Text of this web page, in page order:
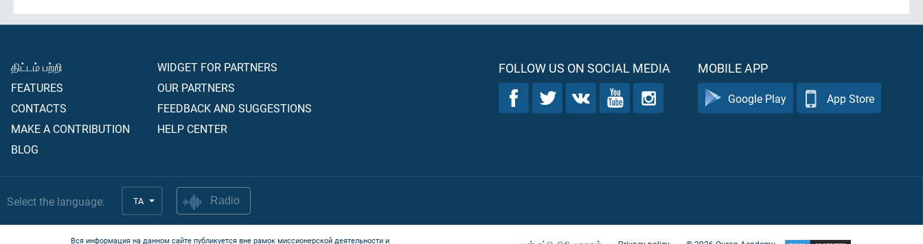
திட்டம் பற்றி
FEATURES
CONTACTS
MAKE A CONTRIBUTION
BLOG
WIDGET FOR PARTNERS
OUR PARTNERS
FEEDBACK AND SUGGESTIONS
HELP CENTER
FOLLOW US ON SOCIAL MEDIA MOBILE APP
Google Play App Store
Select the language: TA Radio
Вся информация на данном сайте публикуется вне рамок миссионерской деятельности и